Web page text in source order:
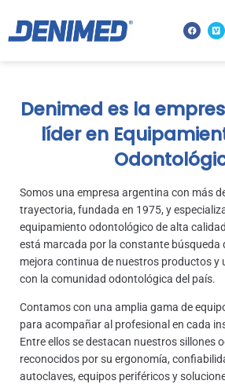
Denimed es la
líder en
Somos una empresa argentina con más
trayectoria, fundada en 1975, y
equipamiento odontológico de alta
está marcada por la constante búsqueda
mejora continua de nuestros productos y
con la comunidad odontológica del país.
Contamos con una amplia gama de
para acompañar al profesional en cada
Entre ellos se destacan nuestros sillones
reconocidos por su ergonomía,
autoclaves, equipos periféricos y